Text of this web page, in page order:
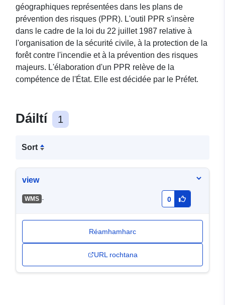
géographiques représentées dans les plans de
prévention des risques (PPR). L'outil PPR s'insère
dans le cadre de la loi du 22 juillet 1987 relative à
l'organisation de la sécurité civile, à la protection de la
forêt contre l'incendie et à la prévention des risques
majeurs. L'élaboration d'un PPR relève de la
compétence de l'État. Elle est décidée par le Préfet.
Dáiltí 1
Sort
view
WMS - 0
Réamhamharc
URL rochtana